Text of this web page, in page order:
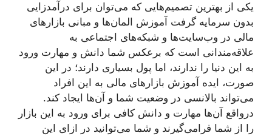
یکی از بهترین تصمیم‌هایی که می‌توان برای درآمدزایی
بدون سرمایه گرفت آموزش المان‌ها و مبانی بازارهای
مالی در وب‌سایت‌ها و شبکه‌های اجتماعی به
علاقه‌مندانی است که برعکس شما دانش و مهارت ورود
به این دنیا را ندارند، اما پول بسیاری دارند؛ در این
صورت، ایده آموزش بازارهای مالی به این افراد
می‌تواند بالانسی در وضعیت شما و آن‌ها ایجاد کند.
درواقع آن‌ها مهارت و دانش کافی برای ورود به این بازار
را از شما فرامی‌گیرند و شما می‌توانید در ازای این